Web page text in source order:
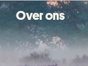
Over ons